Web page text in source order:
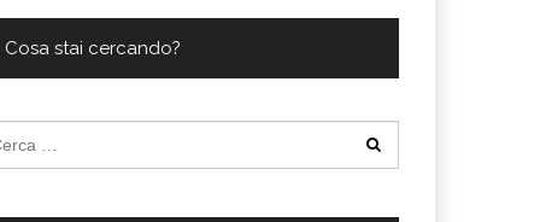
Cosa stai cercando?